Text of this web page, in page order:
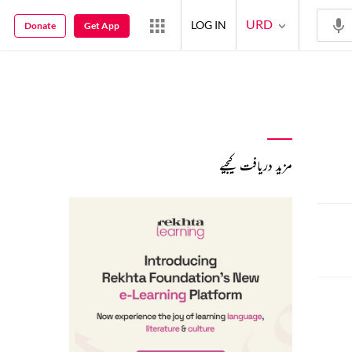
مزید دریافت کیجیے
URD
LOG IN
Get App
Donate